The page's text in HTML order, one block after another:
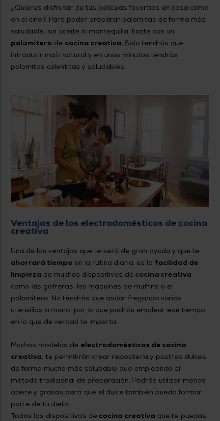
¿Quieres disfrutar de tus películas favortias en casa como
en el cine? Para poder preparar palomitas de forma más
saludable, sin aceite ni mantequilla, hazte con un
palomitero de cocina creativa. Solo tendrás que
introducir maíz natural y en unos minutos tendrás
palomitas calentitas y saludables.
Ventajas de los electrodomésticos de cocina
creativa
Una de las ventajas que te será de gran ayuda y que te
ahorrará tiempo en la rutina diaria, es la facilidad de
limpieza de muchos dispositivos de cocina creativa
como las gofreras, las máquinas de muffins o el
palomitero. No tendrás que andar fregando varios
utensilios a mano, por lo que podrás emplear ese tiempo
en lo que de verdad te importa.
Muchos modelos de electrodomésticos de cocina
creativa,te permitirán crear repostería y postres dulces
de forma mucho más saludable que empleando el
método tradicional de preparación. Podrás utilizar menos
aceite y grasas para que el dulce también pueda formar
parte de tu dieta.
Todos los dispositivos de cocina creativa que te puedas